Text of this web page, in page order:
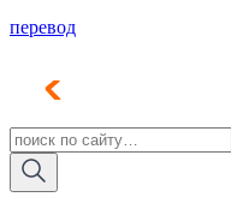
перевод